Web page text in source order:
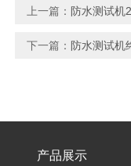
上一篇： 防水测试机
下一篇： 防水测试机
产品展示